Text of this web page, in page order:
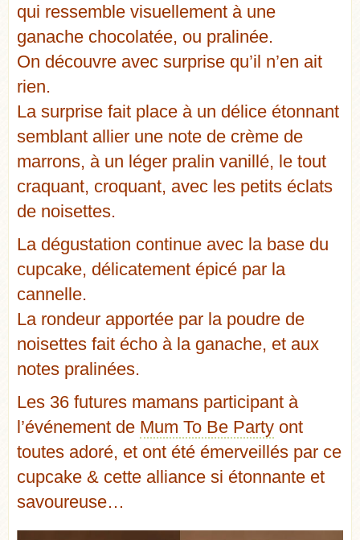
qui ressemble visuellement à une
ganache chocolatée, ou pralinée.
On découvre avec surprise qu’il n’en ait
rien.
La surprise fait place à un délice étonnant
semblant allier une note de crème de
marrons, à un léger pralin vanillé, le tout
craquant, croquant, avec les petits éclats
de noisettes.
La dégustation continue avec la base du
cupcake, délicatement épicé par la
cannelle.
La rondeur apportée par la poudre de
noisettes fait écho à la ganache, et aux
notes pralinées.
Les 36 futures mamans participant à
l’événement de Mum To Be Party ont
toutes adoré, et ont été émerveillés par ce
cupcake & cette alliance si étonnante et
savoureuse…